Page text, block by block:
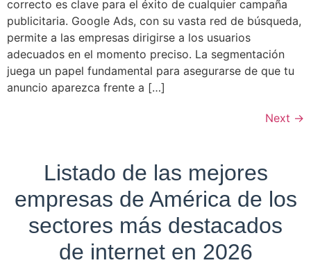
correcto es clave para el éxito de cualquier campaña
publicitaria. Google Ads, con su vasta red de búsqueda,
permite a las empresas dirigirse a los usuarios
adecuados en el momento preciso. La segmentación
juega un papel fundamental para asegurarse de que tu
anuncio aparezca frente a […]
Next →
Listado de las mejores
empresas de América de los
sectores más destacados
de internet en 2026